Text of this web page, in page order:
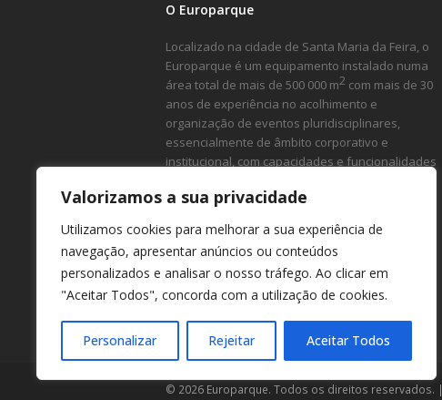
Valorizamos a sua privacidade
Utilizamos cookies para melhorar a sua experiência de
navegação, apresentar anúncios ou conteúdos
personalizados e analisar o nosso tráfego. Ao clicar em
"Aceitar Todos", concorda com a utilização de cookies.
Personalizar Rejeitar Aceitar Todos
O Europarque
Localizado na cidade de Santa Maria da Feira, o
Europarque é um equipamento instalado numa
área total de mais de 500 000 m2 com mais de 30
anos de experiência no acolhimento e
organização de eventos pluridisciplinares,
essencialmente de âmbito corporativo e
institucional, com capacidades e funcionalidades
© 2026 Europarque. Todos os direitos reservados. |